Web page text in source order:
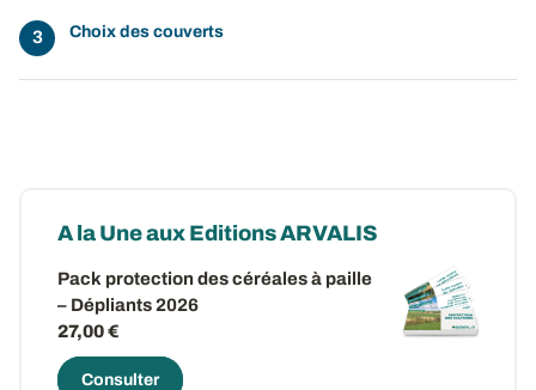
Choix des couverts
A la Une aux Editions ARVALIS
Pack protection des céréales à paille
– Dépliants 2026
27,00 €
Consulter